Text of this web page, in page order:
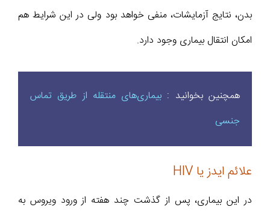
بدن، نتایج آزمایشات، منفی خواهد بود ولی در این شرایط هم
امکان انتقال بیماری وجود دارد.
همچنین بخوانید : بیماری‌های منتقله از طریق تماس
جنسی
علائم ایدز یا HIV
در این بیماری، پس از گذشت چند هفته از ورود ویروس به